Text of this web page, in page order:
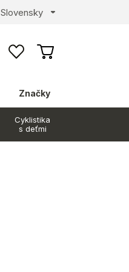
Slovensky
Značky
Cyklistika
s deťmi